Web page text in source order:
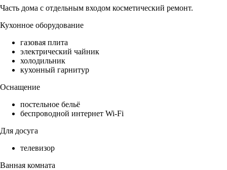
Часть дома с отдельным входом косметический ремонт.
Кухонное оборудование
газовая плита
электрический чайник
холодильник
кухонный гарнитур
Оснащение
постельное бельё
беспроводной интернет Wi-Fi
Для досуга
телевизор
Ванная комната